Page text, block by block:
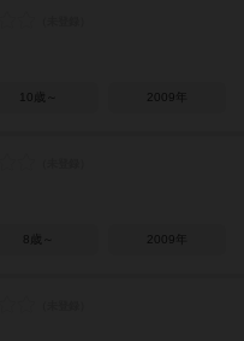
10歳～ 2009年
8歳～ 2009年